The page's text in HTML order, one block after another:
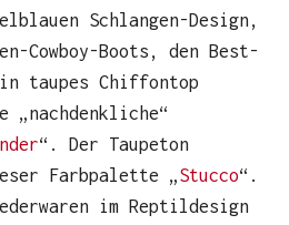
Schlangen-Design,
Cowboy-Boots, den Best-
taupes Chiffontop
„nachdenkliche“
“. Der Taupeton
Farbpalette „Stucco“.
im Reptildesign